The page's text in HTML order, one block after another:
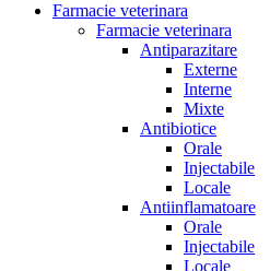
Farmacie veterinara
Farmacie veterinara
Antiparazitare
Externe
Interne
Mixte
Antibiotice
Orale
Injectabile
Locale
Antiinflamatoare
Orale
Injectabile
Locale